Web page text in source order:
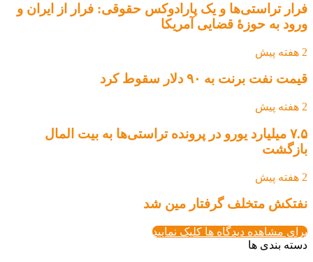
فرار تراستی‌ها و یک پارادوکس حقوقی: فرار از ایران و
ورود به حوزۀ قضایی آمریکا
2 هفته پیش
قیمت نفت برنت به ۹۰ دلار سقوط کرد
2 هفته پیش
۷.۵ میلیارد یورو در پرونده تراستی‌ها به بیت المال
بازگشت
2 هفته پیش
نفتکش متخلف گرفتار مین شد
برای مشاهده دیدگاه ها کلیک نمایید
دسته بندی ها